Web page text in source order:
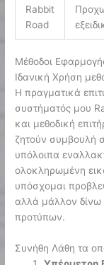
Rabbit
Road
Μέθοδοι
Ιδανική Χρήση
Η πραγματικά
συστήματός μου
και μεθοδική
ζητούν συμβουλή
υπόλοιπα
ολοκληρωμένη
υπόσχομαι
αλλά μάλλον δίνω
προτύπων.
Συνήθη Λάθη τα